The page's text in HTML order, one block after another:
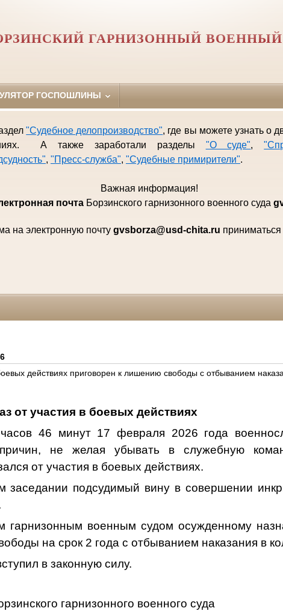
ГАРНИЗОННЫЙ ВОЕННЫЙ
ГОСПОШЛИНЫ
"Судебное делопроизводство", где вы можете узнать о
А также заработали разделы "О суде",
, "Пресс-служба", "Судебные примирители".
Важная информация!
нная почтаБорзинского гарнизонного военного суда
на электронную почту gvsborza@usd-chita.ru приниматься
действиях приговорен к лишению свободы с отбыванием
от участия в боевых действиях
46 минут 17 февраля 2026 года
не желая убывать в служебную
от участия в боевых действиях.
заседании подсудимый вину в совершении
гарнизонным военным судом осужденному
на срок 2 годас отбыванием наказания в
в законную силу.
гарнизонного военного суда